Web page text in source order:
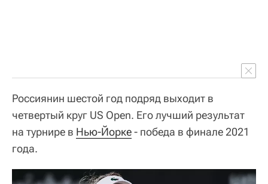
Россиянин шестой год подряд выходит в
четвертый круг US Open. Его лучший результат
на турнире в Нью-Йорке- победа в финале 2021
года.